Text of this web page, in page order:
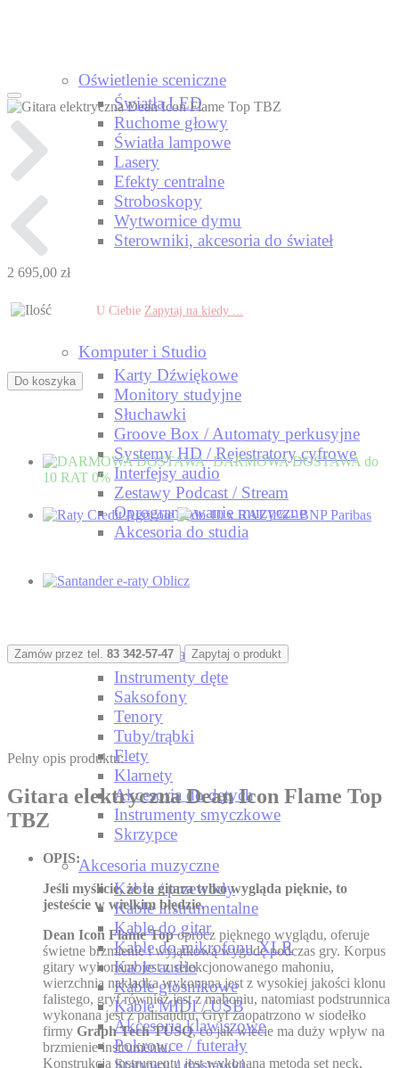
Oświetlenie sceniczne
Światła LED
Ruchome głowy
Światła lampowe
Lasery
Efekty centralne
Stroboskopy
Wytwornice dymu
Sterowniki, akcesoria do świateł
Komputer i Studio
Karty Dźwiękowe
Monitory studyjne
Słuchawki
Groove Box / Automaty perkusyjne
Systemy HD / Rejestratory cyfrowe
Interfejsy audio
Zestawy Podcast / Stream
Oprogramowanie muzyczne
Akcesoria do studia
Instrumenty klasyczne
Instrumenty dęte
Saksofony
Tenory
Tuby/trąbki
Flety
Klarnety
Akcesoria do dętych
Instrumenty smyczkowe
Skrzypce
Akcesoria muzyczne
Kable / przewody
Kable instrumentalne
Kable do gitar
Kable do mikrofonu XLR
Kable audio
Kable głośnikowe
Kable MIDI / USB
Akcesoria klawiszowe
Pokrowce / futerały
2 695,00 zł
U Ciebie Zapytaj na kiedy ...
Do koszyka
DARMOWA DOSTAWA do
10 RAT 0%
Zamów przez tel. 83 342-57-47 Zapytaj o produkt
Pełny opis produktu:
Gitara elektryczna Dean Icon Flame Top
TBZ
OPIS:
Jeśli myślicie, że ta gitara tylko wygląda pięknie, to
jesteście w wielkim błędzie.
Dean Icon Flame Topoprócz pięknego wyglądu, oferuje
świetne brzmienie i wyjątkową wygodę podczas gry. Korpus
gitary wykonany jest z selekcjonowanego mahoniu,
wierzchnia nakładka wykonana jest z wysokiej jakości klonu
falistego, gryf również jest z mahoniu, natomiast podstrunnica
wykonana jest z palisandru. Gryf zaopatrzono w siodełko
firmy Graph Tech TUSQ, co jak wiecie ma duży wpływ na
brzmienie instrumentu.
Konstrukcja instrumentu jest wykonana metodą set neck,